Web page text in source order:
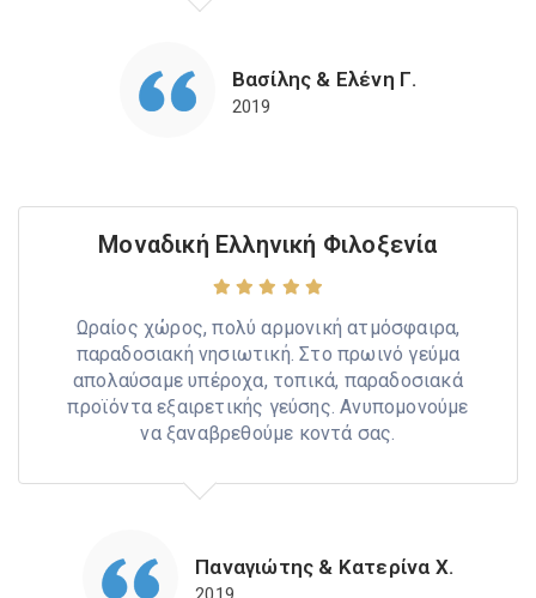
Βασίλης & Ελένη Γ.
2019
Μοναδική Ελληνική Φιλοξενία
Ωραίος χώρος, πολύ αρμονική ατμόσφαιρα,
παραδοσιακή νησιωτική. Στο πρωινό γεύμα
απολαύσαμε υπέροχα, τοπικά, παραδοσιακά
προϊόντα εξαιρετικής γεύσης. Ανυπομονούμε
να ξαναβρεθούμε κοντά σας.
Παναγιώτης & Κατερίνα Χ.